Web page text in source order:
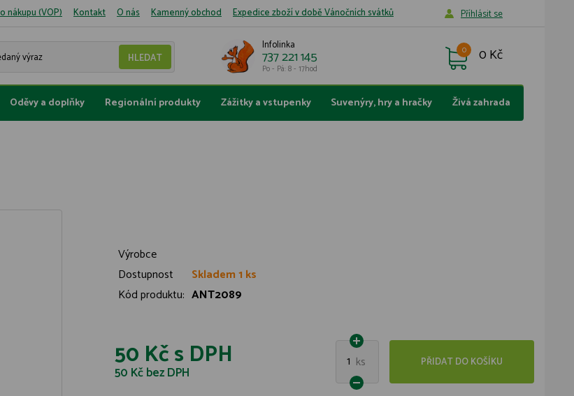
nákupu (VOP) Kontakt O nás Kamenný obchod Expedice zboží v době Vánočních svátků Příhlásit se
Infolinka
737 221 145
Po - Pá: 8 - 17hod
0 Kč
0
Oděvy a doplňky Regionální produkty Zážitky a vstupenky Suvenýry, hry a hračky Živá zahrada
Výrobce
Dostupnost
Skladem 1 ks
Kód produktu: ANT2089
50 Kčs DPH
50 Kčbez DPH
1 ks PŘIDAT DO KOŠÍKU